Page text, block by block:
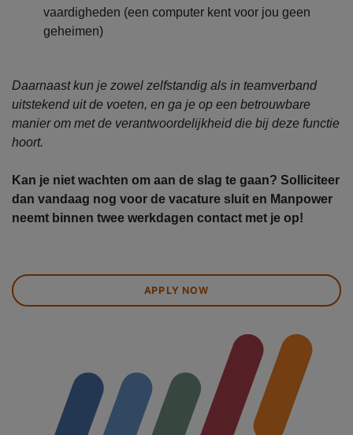
vaardigheden (een computer kent voor jou geen
geheimen)
Daarnaast kun je zowel zelfstandig als in teamverband
uitstekend uit de voeten, en ga je op een betrouwbare
manier om met de verantwoordelijkheid die bij deze functie
hoort.
Kan je niet wachten om aan de slag te gaan? Solliciteer
dan vandaag nog voor de vacature sluit en Manpower
neemt binnen twee werkdagen contact met je op!
APPLY NOW